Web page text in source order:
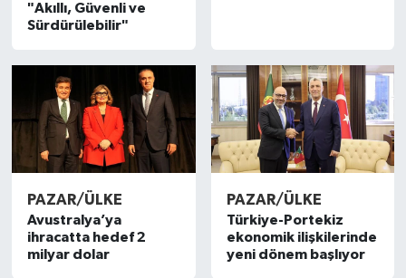
"Akıllı, Güvenli ve
Sürdürülebilir"
PAZAR/ÜLKE
Avustralya’ya
ihracatta hedef 2
milyar dolar
PAZAR/ÜLKE
Türkiye-Portekiz
ekonomik ilişkilerinde
yeni dönem başlıyor
SEKTÖR
ŞİRKET PANO
SÖYLEŞİ
ÜLKE
YAŞAM